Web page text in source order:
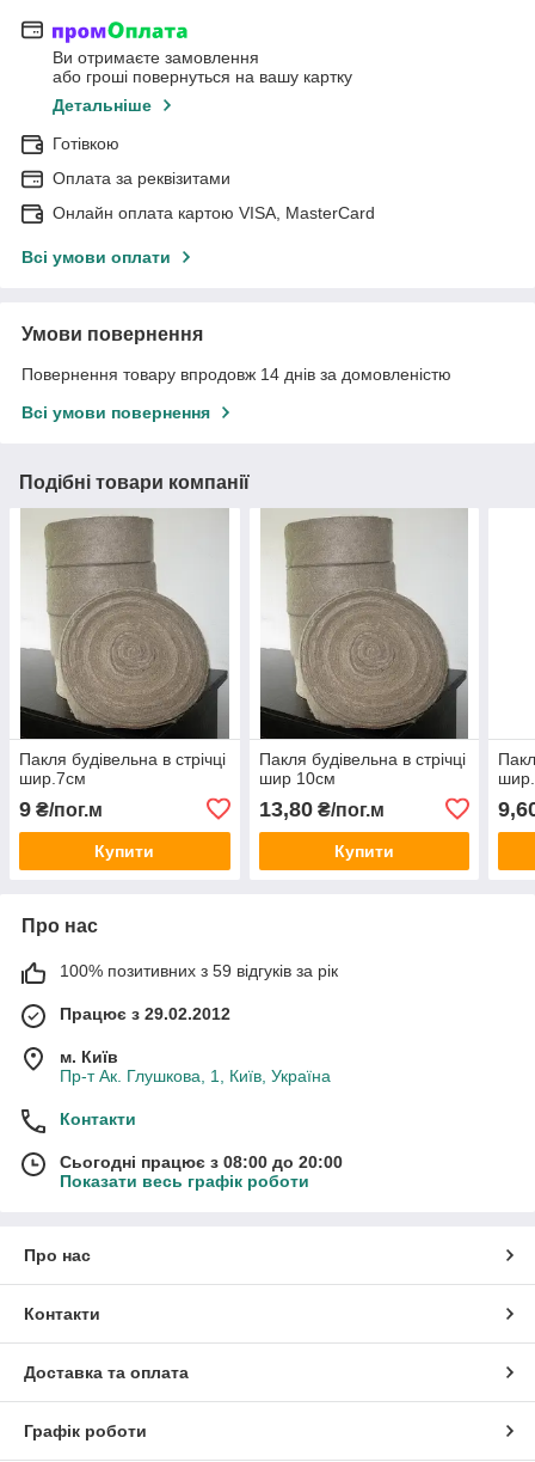
Ви отримаєте замовлення
або гроші повернуться на вашу картку
Детальніше
Готівкою
Оплата за реквізитами
Онлайн оплата картою VISA, MasterCard
Всі умови оплати
Умови повернення
Повернення товару впродовж 14 днів за домовленістю
Всі умови повернення
Подібні товари компанії
Пакля будівельна в стрічці
шир.7см
9 ₴/пог.м
Купити
Пакля будівельна в стрічці
шир 10см
13,80₴/пог.м
Купити
Про нас
100% позитивних з 59 відгуків за рік
Працює з 29.02.2012
м. Київ
Пр-т Ак. Глушкова, 1, Київ, Україна
Контакти
Сьогодні працює з 08:00 до 20:00
Показати весь графік роботи
Про нас
Контакти
Доставка та оплата
Графік роботи